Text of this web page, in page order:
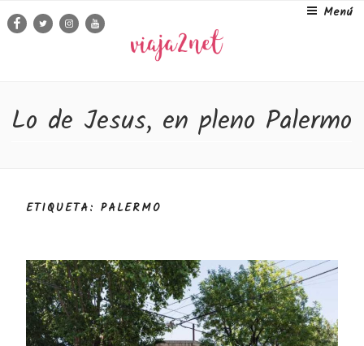
al
Menú
Facebook
TwitterInstagram
Youtube
Lo de Jesus, en pleno Palermo
ETIQUETA: PALERMO